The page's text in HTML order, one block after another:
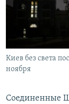
ПОБЕДИТЕЛЕЙ
УКРАИНСКАЯ
ПРИСОЕДИНЯЙТЕСЬ!
Все сайты
Киев без света
ноября
Соединенные